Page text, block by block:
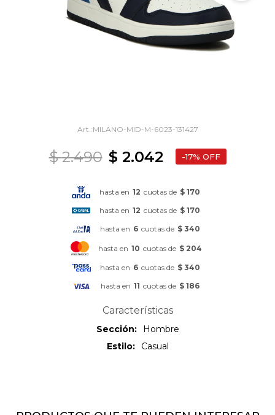
MILANO-MID-M-6023-131427
$ 2.042
$ 2.490 17
hasta en 12 cuotas de $ 170
hasta en 12 cuotas de $ 170
hasta en 6 cuotas de $ 340
hasta en 10 cuotas de $ 204
hasta en 6 cuotas de $ 340
hasta en 11 cuotas de $ 186
Características
Sección
Hombre
Estilo
Casual